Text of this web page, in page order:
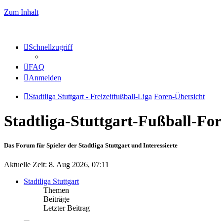
Zum Inhalt
Schnellzugriff
FAQ
Anmelden
Stadtliga Stuttgart - Freizeitfußball-Liga Foren-Übersicht
Stadtliga-Stuttgart-Fußball-
Das Forum für Spieler der Stadtliga Stuttgart und Interessierte
Aktuelle Zeit: 8. Aug 2026, 07:11
Stadtliga Stuttgart
Themen
Beiträge
Letzter Beitrag